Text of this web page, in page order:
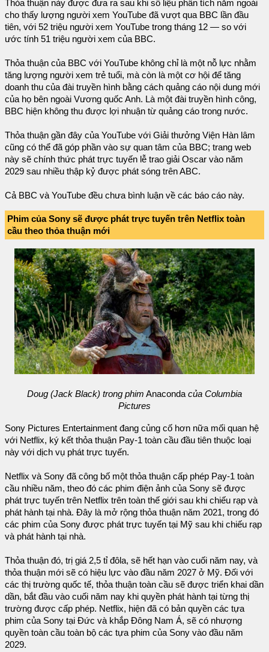
Thỏa thuận này được đưa ra sau khi số liệu phân tích năm ngoái
cho thấy lượng người xem YouTube đã vượt qua BBC lần đầu
tiên, với 52 triệu người xem YouTube trong tháng 12 — so với
ước tính 51 triệu người xem của BBC.
Thỏa thuận của BBC với YouTube không chỉ là một nỗ lực nhằm
tăng lượng người xem trẻ tuổi, mà còn là một cơ hội để tăng
doanh thu của đài truyền hình bằng cách quảng cáo nội dung mới
của họ bên ngoài Vương quốc Anh. Là một đài truyền hình công,
BBC hiện không thu được lợi nhuận từ quảng cáo trong nước.
Thỏa thuận gần đây của YouTube với Giải thưởng Viện Hàn lâm
cũng có thể đã góp phần vào sự quan tâm của BBC; trang web
này sẽ chính thức phát trực tuyến lễ trao giải Oscar vào năm
2029 sau nhiều thập kỷ được phát sóng trên ABC.
Cả BBC và YouTube đều chưa bình luận về các báo cáo này.
Phim của Sony sẽ được phát trực tuyến trên Netflix toàn
cầu theo thỏa thuận mới
Doug (Jack Black) trong phim Anaconda của Columbia
Pictures
Sony Pictures Entertainment đang củng cố hơn nữa mối quan hệ
với Netflix, ký kết thỏa thuận Pay-1 toàn cầu đầu tiên thuộc loại
này với dịch vụ phát trực tuyến.
Netflix và Sony đã công bố một thỏa thuận cấp phép Pay-1 toàn
cầu nhiều năm, theo đó các phim điện ảnh của Sony sẽ được
phát trực tuyến trên Netflix trên toàn thế giới sau khi chiếu rạp và
phát hành tại nhà. Đây là mở rộng thỏa thuận năm 2021, trong đó
các phim của Sony được phát trực tuyến tại Mỹ sau khi chiếu rạp
và phát hành tại nhà.
Thỏa thuận đó, trị giá 2,5 tỉ đôla, sẽ hết hạn vào cuối năm nay, và
thỏa thuận mới sẽ có hiệu lực vào đầu năm 2027 ở Mỹ. Đối với
các thị trường quốc tế, thỏa thuận toàn cầu sẽ được triển khai dần
dần, bắt đầu vào cuối năm nay khi quyền phát hành tại từng thị
trường được cấp phép. Netflix, hiện đã có bản quyền các tựa
phim của Sony tại Đức và khắp Đông Nam Á, sẽ có nhượng
quyền toàn cầu toàn bộ các tựa phim của Sony vào đầu năm
2029.